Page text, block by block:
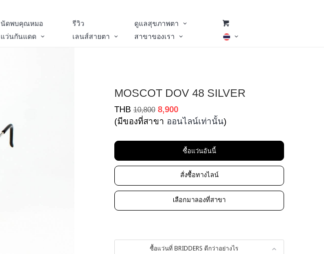
นัดพบคุณหมอ รีวิว
ดูแลสุขภาพตา
แว่นกันแดด เลนส์สายตา สาขาของเรา
MOSCOT DOV 48 SILVER
THB 10,800 8,900
(มีของที่สาขา ออนไลน์เท่านั้น)
ซื้อแว่นอันนี้
สั่งซื้อทางไลน์
เลือกมาลองที่สาขา
ซื้อแว่นที่ BRIDDERS ดีกว่าอย่างไร